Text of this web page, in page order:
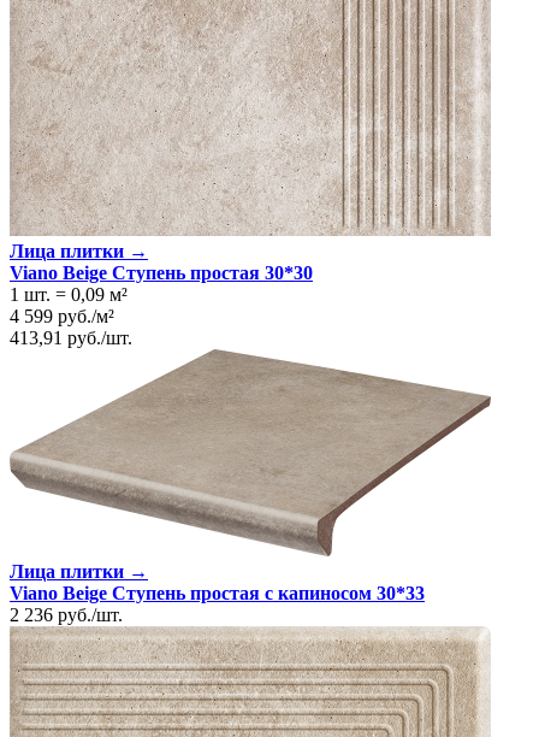
Лица плитки →
Viano Beige Ступень простая 30*30
1 шт. = 0,09 м²
4 599 руб./м²
413,91 руб./шт.
Лица плитки →
Viano Beige Ступень простая с капиносом 30*33
2 236 руб./шт.